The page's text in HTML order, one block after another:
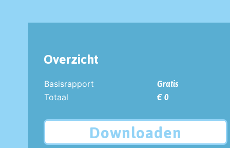
Overzicht
Basisrapport
Gratis
Totaal
€ 0
Downloaden